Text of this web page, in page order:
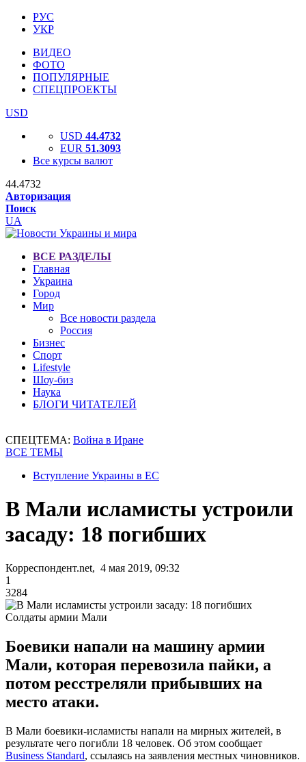
РУС
УКР
ВИДЕО
ФОТО
ПОПУЛЯРНЫЕ
СПЕЦПРОЕКТЫ
USD
USD 44.4732
EUR 51.3093
Все курсы валют
44.4732
Авторизация
Поиск
UA
ВСЕ РАЗДЕЛЫ
Главная
Украина
Город
Мир
Все новости раздела
Россия
Бизнес
Спорт
Lifestyle
Шоу-биз
Наука
БЛОГИ ЧИТАТЕЛЕЙ
СПЕЦТЕМА: Война в Иране
ВСЕ ТЕМЫ
Вступление Украины в ЕС
В Мали исламисты устроили
засаду: 18 погибших
Корреспондент.net, 4 мая 2019, 09:32
1
3284
Солдаты армии Мали
Боевики напали на машину армии
Мали, которая перевозила пайки, а
потом ресстреляли прибывших на
место атаки.
В Мали боевики-исламисты напали на мирных жителей, в
результате чего погибли 18 человек. Об этом сообщает
Business Standard, ссылаясь на заявления местных чиновников.